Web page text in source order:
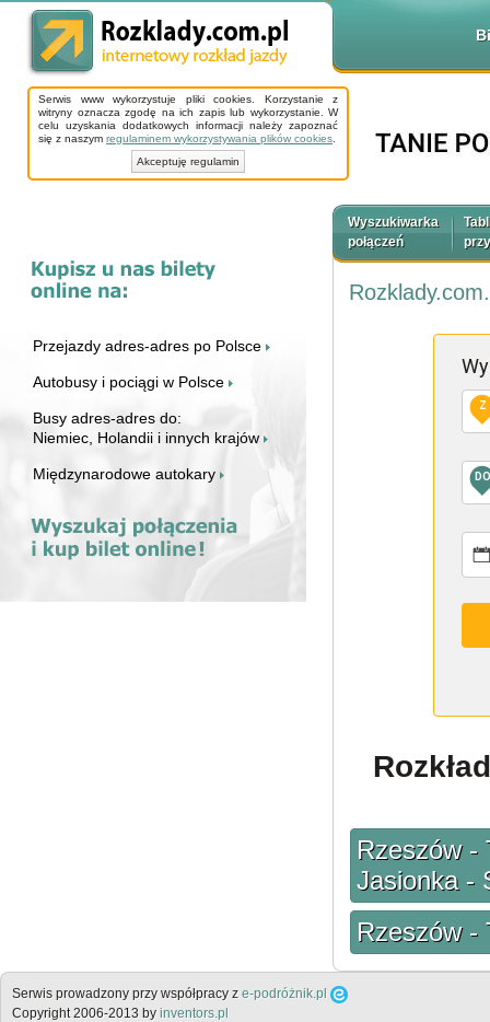
Serwis www wykorzystuje pliki cookies. Korzystanie z
witryny oznacza zgodę na ich zapis lub wykorzystanie. W
celu uzyskania dodatkowych informacji należy zapoznać
się z naszym regulaminem wykorzystywania plików cookies
Akceptuję regulamin
Przejazdy adres-adres po Polsce
Autobusy i pociągi w Polsce
Busy adres-adres do:
Niemiec, Holandii i innych krajów
Międzynarodowe autokary
Wyszukiwarka
połączeń
Z
DO
Rzeszów -
Jasionka -
Rzeszów -
Serwis prowadzony przy współpracy z e-podróżnik.pl
Copyright 2006-2013 by inventors.pl